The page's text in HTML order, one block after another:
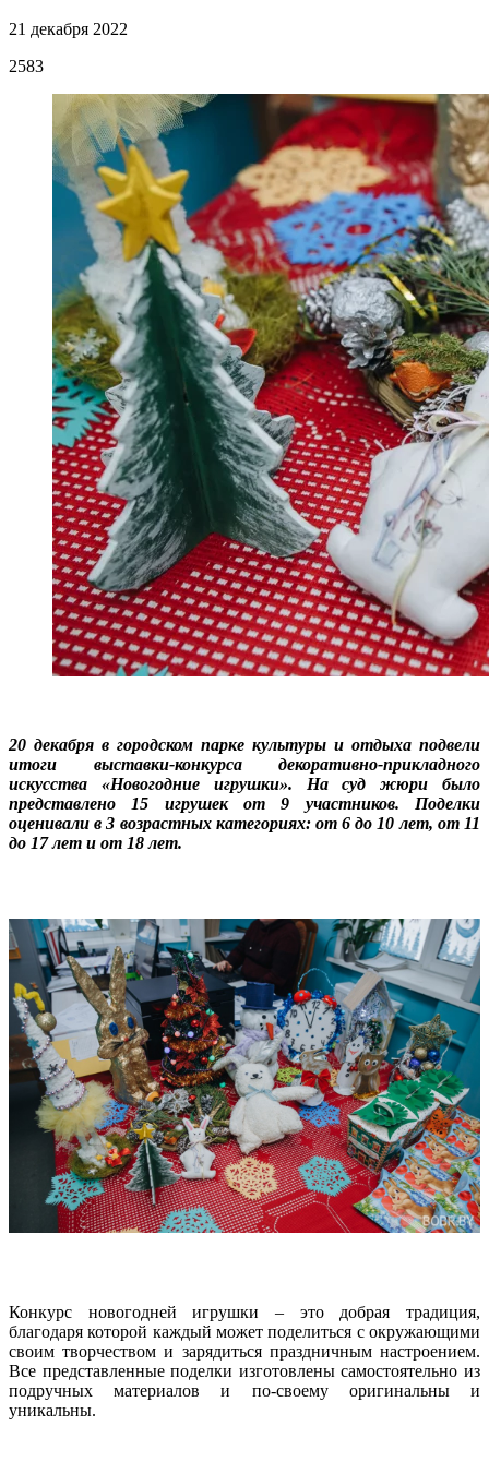
21 декабря 2022
2583
20 декабря в городском парке культуры и отдыха подвели
итоги выставки-конкурса декоративно-прикладного
искусства «Новогодние игрушки». На суд жюри было
представлено 15 игрушек от 9 участников. Поделки
оценивали в 3 возрастных категориях: от 6 до 10 лет, от 11
до 17 лет и от 18 лет.
Конкурс новогодней игрушки – это добрая традиция,
благодаря которой каждый может поделиться с окружающими
своим творчеством и зарядиться праздничным настроением.
Все представленные поделки изготовлены самостоятельно из
подручных материалов и по-своему оригинальны и
уникальны.